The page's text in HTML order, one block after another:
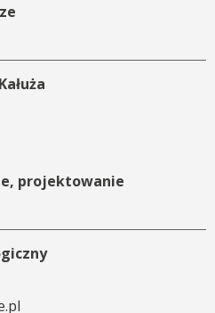
projektowanie